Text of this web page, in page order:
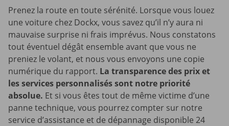
Prenez la route en toute sérénité. Lorsque vous louez
une voiture chez Dockx, vous savez qu’il n’y aura ni
mauvaise surprise ni frais imprévus. Nous constatons
tout éventuel dégât ensemble avant que vous ne
preniez le volant, et nous vous envoyons une copie
numérique du rapport. La transparence des prix et
les services personnalisés sont notre priorité
absolue. Et si vous êtes tout de même victime d’une
panne technique, vous pourrez compter sur notre
service d’assistance et de dépannage disponible 24